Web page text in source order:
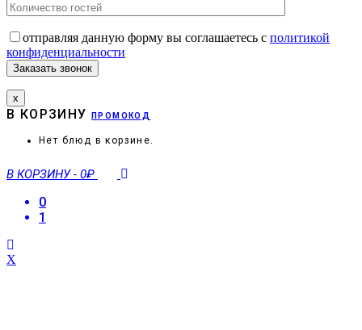
отправляя данную форму вы соглашаетесь с политикой
конфиденциальности
х
В КОРЗИНУПРОМОКОД
Нет блюд в корзине.
В КОРЗИНУ - 0₽
0
1
X